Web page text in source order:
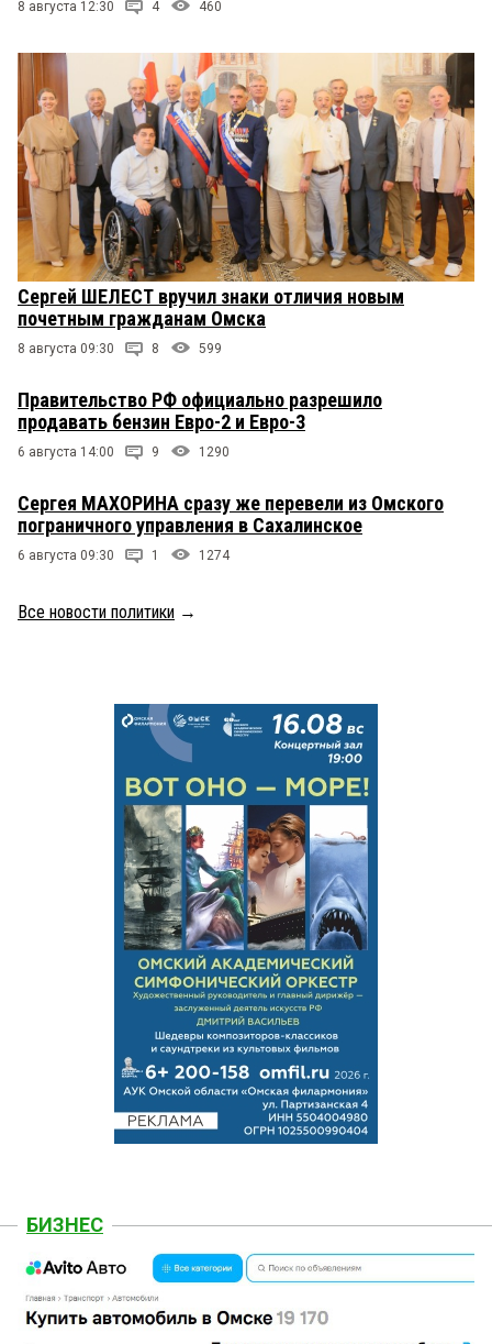
8 августа 12:30 4 460
Сергей ШЕЛЕСТ вручил знаки отличия новым
почетным гражданам Омска
8 августа 09:30 8 599
Правительство РФ официально разрешило
продавать бензин Евро-2 и Евро-3
6 августа 14:00 9 1290
Сергея МАХОРИНА сразу же перевели из Омского
пограничного управления в Сахалинское
6 августа 09:30 1 1274
Все новости политики →
БИЗНЕС